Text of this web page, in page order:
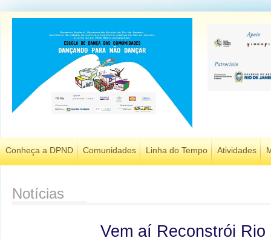
Conheça a DPND Comunidades Linha do Tempo Atividades
Notícias
Vem aí Reconstrói Rio